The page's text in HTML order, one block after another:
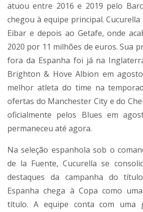
atuou entre 2016 e 2019 pelo
chegou à equipe principal.
Eibar e depois ao Getafe, onde
2020 por 11 milhões de euros. Sua
fora da Espanha foi já na
Brighton & Hove Albion em
melhor atleta do time na
ofertas do Manchester City e do
oficialmente pelos Blues em
permaneceu até agora.
Na seleção espanhola sob o
de la Fuente, Cucurella se
destaques da campanha do
Espanha chega à Copa como
título. A equipe conta com uma